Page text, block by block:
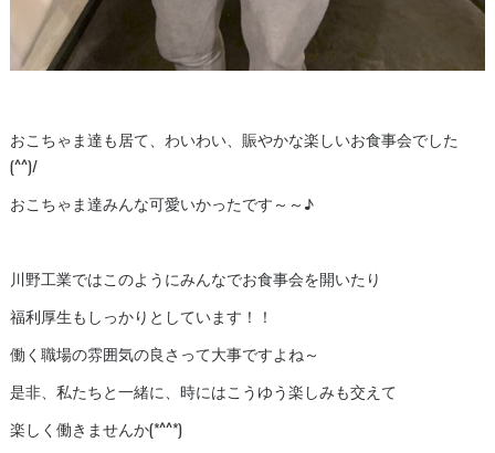
おこちゃま達も居て、わいわい、賑やかな楽しいお食事会でした
(^^)/
おこちゃま達みんな可愛いかったです～～♪
川野工業ではこのようにみんなでお食事会を開いたり
福利厚生もしっかりとしています！！
働く職場の雰囲気の良さって大事ですよね～
是非、私たちと一緒に、時にはこうゆう楽しみも交えて
楽しく働きませんか(*^^*)